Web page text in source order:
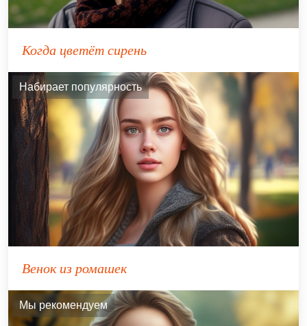
Когда цветёт сирень
Набирает популярность
Венок из ромашек
Мы рекомендуем